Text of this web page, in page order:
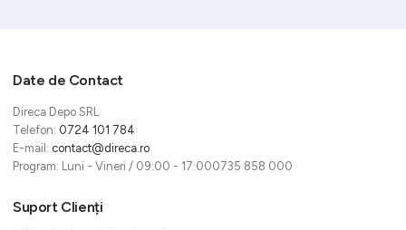
Date de Contact
Direca Depo SRL
Telefon: 0724 101 784
E-mail: contact@direca.ro
Program: Luni - Vineri / 09:00 - 17:000735 858 000
Suport Clienți